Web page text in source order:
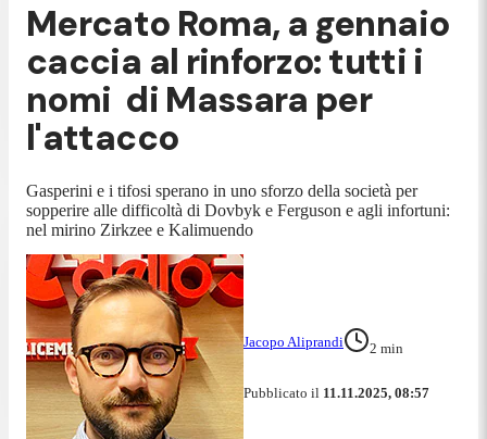
Mercato Roma, a gennaio
caccia al rinforzo: tutti i
nomi di Massara per
l'attacco
Gasperini e i tifosi sperano in uno sforzo della società per
sopperire alle difficoltà di Dovbyk e Ferguson e agli infortuni:
nel mirino Zirkzee e Kalimuendo
Jacopo Aliprandi 2 min
Pubblicato il 11.11.2025, 08:57